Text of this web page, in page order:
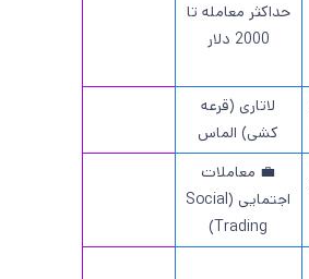
حداکثر معامله تا
2000 دلار
لاتاری (قرعه
کشی) الماس
💼 معاملات
اجتمایی (Social
Trading)